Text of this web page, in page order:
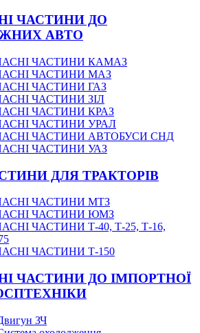
ЧАСТИНИ ДО
АВТО
ЧАСТИНИ КАМАЗ
ЧАСТИНИ МАЗ
ЧАСТИНИ ГАЗ
ЧАСТИНИ ЗІЛ
ЧАСТИНИ КРАЗ
ЧАСТИНИ УРАЛ
ЧАСТИНИ АВТОБУСИ СНД
ЧАСТИНИ УАЗ
ДЛЯ ТРАКТОРІВ
ЧАСТИНИ МТЗ
ЧАСТИНИ ЮМЗ
ЧАСТИНИ Т-40, Т-25, Т-16,
ЧАСТИНИ Т-150
ЧАСТИНИ ДО ІМПОРТНОЇ
ЗЧ